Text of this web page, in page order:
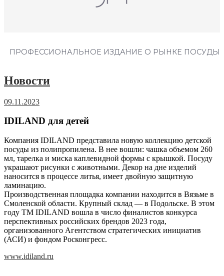
ПРОФЕССИОНАЛЬНОЕ ИЗДАНИЕ О РЫНКЕ ПОСУДЫ
Новости
09.11.2023
IDILAND для детей
Компания IDILAND представила новую коллекцию детской
посуды из полипропилена. В нее вошли: чашка объемом 260
мл, тарелка и миска каплевидной формы с крышкой. Посуду
украшают рисунки с животными. Декор на дне изделий
наносится в процессе литья, имеет двойную защитную
ламинацию.
Производственная площадка компании находится в Вязьме в
Смоленской области. Крупный склад — в Подольске. В этом
году ТМ IDILAND вошла в число финалистов конкурса
перспективных российских брендов 2023 года,
организованного Агентством стратегических инициатив
(АСИ) и фондом Росконгресс.
www.idiland.ru